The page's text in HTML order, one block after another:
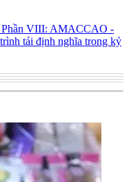
Phần VIII: AMACCAO -
tái định nghĩa trong kỷ